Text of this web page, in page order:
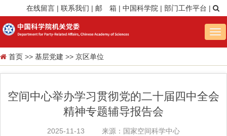
在线留言 | 联系我们 | 邮 箱 | 中国科学院 | 部门工作平台 |
首页 >> 基层党建 >> 京区单位
空间中心举办学习贯彻党的二十届四中全会
精神专题辅导报告会
2025-11-13
来源：国家空间科学中心